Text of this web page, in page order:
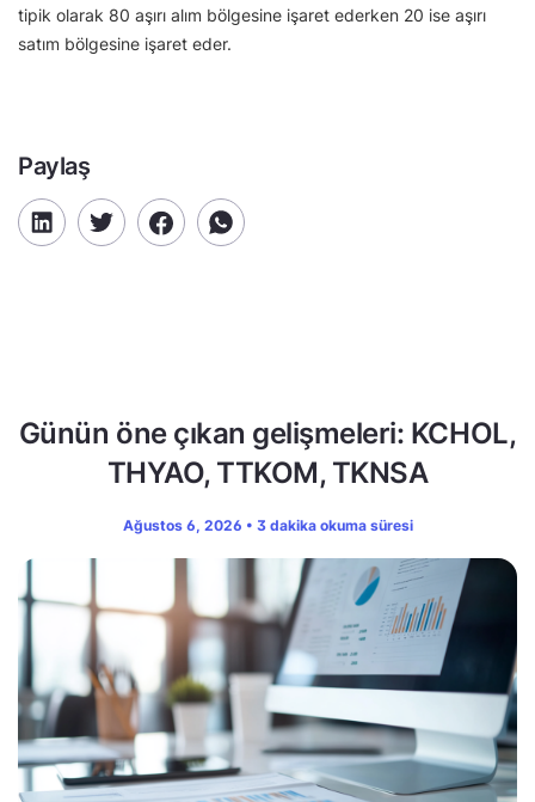
tipik olarak 80 aşırı alım bölgesine işaret ederken 20 ise aşırı
satım bölgesine işaret eder.
Paylaş
Günün öne çıkan gelişmeleri: KCHOL,
THYAO, TTKOM, TKNSA
Ağustos 6, 2026 • 3 dakika okuma süresi